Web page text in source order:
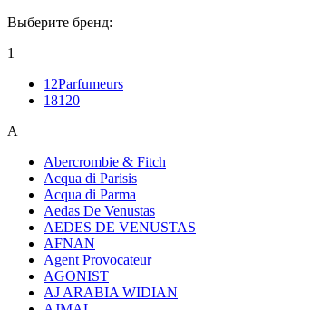
Выберите бренд:
1
12Parfumeurs
18120
A
Abercrombie & Fitch
Acqua di Parisis
Acqua di Parma
Aedas De Venustas
AEDES DE VENUSTAS
AFNAN
Agent Provocateur
AGONIST
AJ ARABIA WIDIAN